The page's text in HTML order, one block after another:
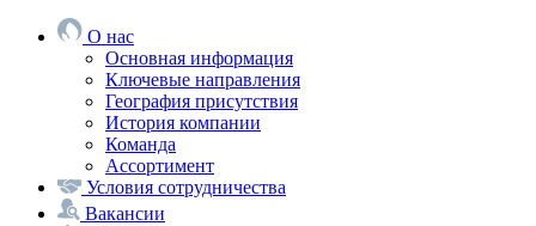
О нас
Основная информация
Ключевые направления
География присутствия
История компании
Команда
Ассортимент
Условия сотрудничества
Вакансии